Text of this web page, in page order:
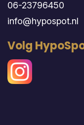
06-23796450
info@hypospot.nl
Volg